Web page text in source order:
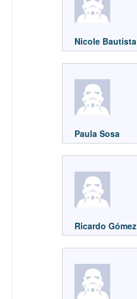
Nicole Bautista
Paula Sosa
Ricardo Gómez